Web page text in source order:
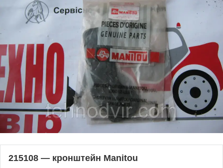
215108 — кронштейн Manitou